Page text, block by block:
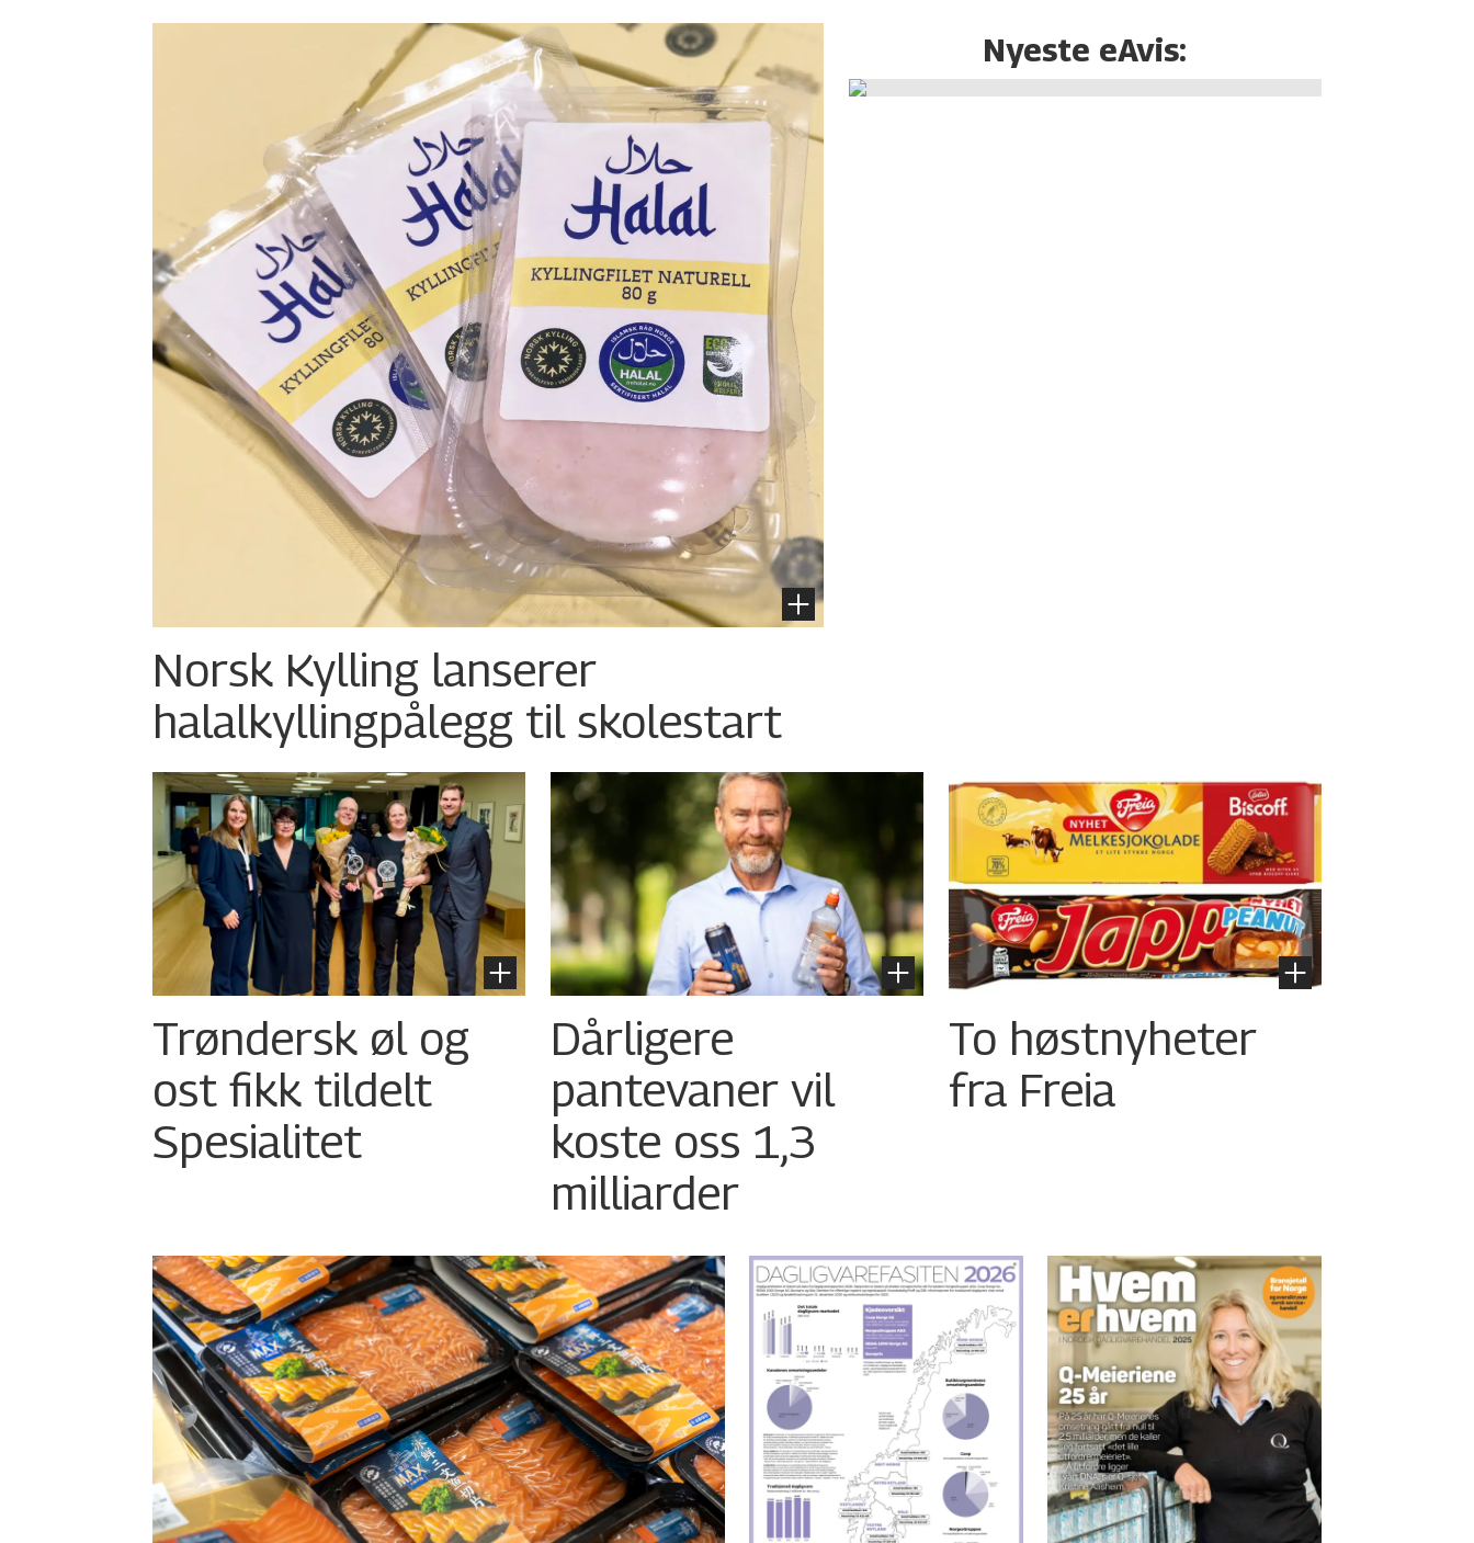
Norsk Kylling lanserer
halalkylling­pålegg til skolestart
Nyeste eAvis:
Trøndersk øl og
ost fikk tildelt
Spesialitet
Dårligere
pantevaner vil
koste oss 1,3
milliarder
To høstnyheter
fra Freia